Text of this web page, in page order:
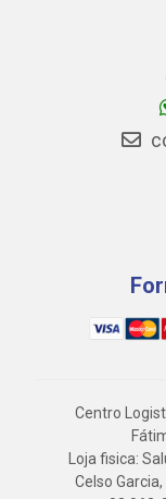
Centro
Loja fisica:
Celso